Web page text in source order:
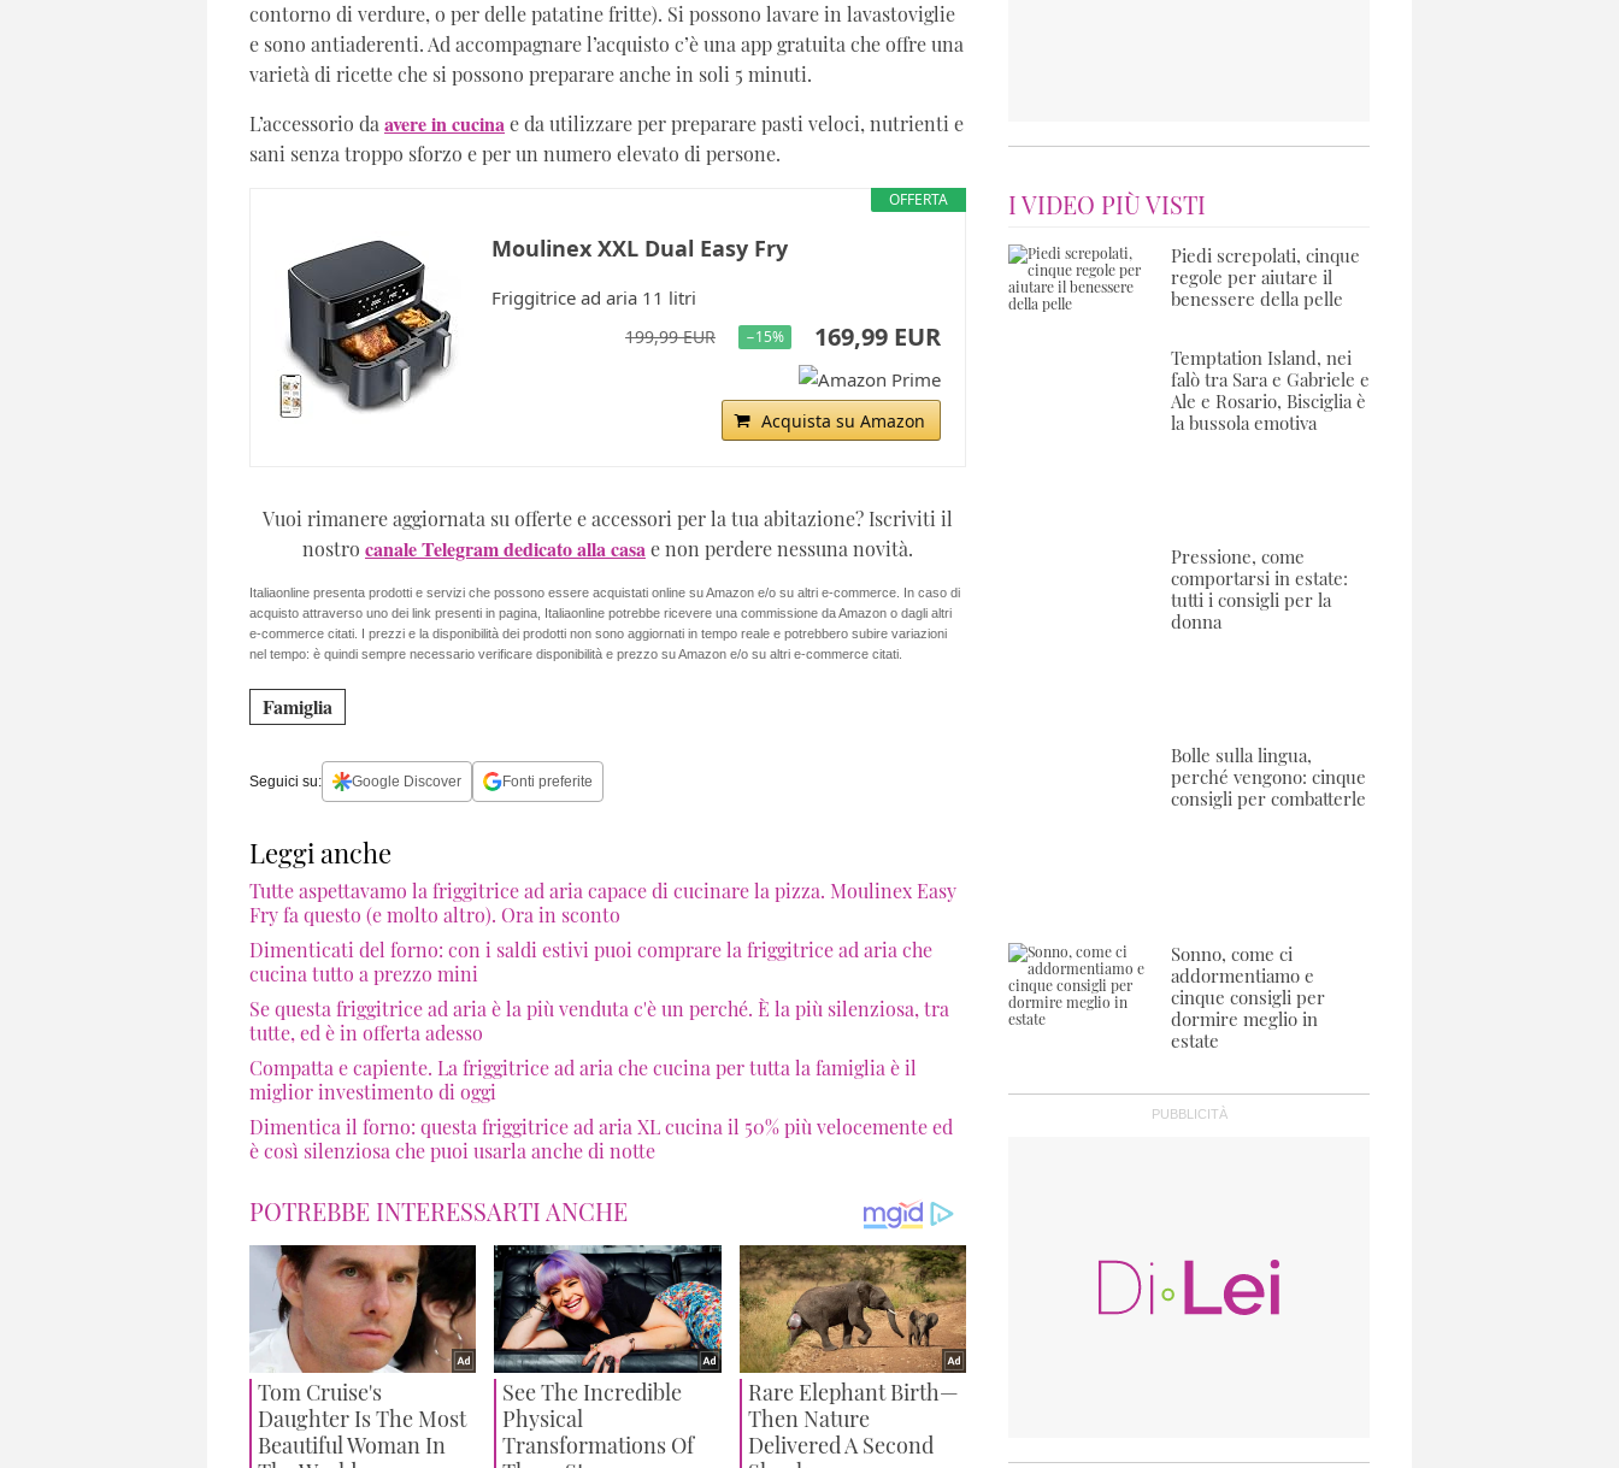
contorno di verdure, o per delle patatine fritte). Si possono lavare in lavastoviglie
e sono antiaderenti. Ad accompagnare l’acquisto c’è una app gratuita che offre una
varietà di ricette che si possono preparare anche in soli 5 minuti.
L’accessorio da avere in cucinae da utilizzare per preparare pasti veloci, nutrienti e
sani senza troppo sforzo e per un numero elevato di persone.
OFFERTA
Moulinex XXL Dual Easy Fry
Friggitrice ad aria 11 litri
199,99 EUR −15% 169,99 EUR
Acquista su Amazon
Vuoi rimanere aggiornata su offerte e accessori per la tua abitazione? Iscriviti il
nostro canale Telegram dedicato alla casae non perdere nessuna novità.
Italiaonline presenta prodotti e servizi che possono essere acquistati online su Amazon e/o su altri e-commerce. In caso di
acquisto attraverso uno dei link presenti in pagina, Italiaonline potrebbe ricevere una commissione da Amazon o dagli altri
e-commerce citati. I prezzi e la disponibilità dei prodotti non sono aggiornati in tempo reale e potrebbero subire variazioni
nel tempo: è quindi sempre necessario verificare disponibilità e prezzo su Amazon e/o su altri e-commerce citati.
Famiglia
Seguici su: Google Discover Fonti preferite
Leggi anche
Tutte aspettavamo la friggitrice ad aria capace di cucinare la pizza. Moulinex Easy
Fry fa questo (e molto altro). Ora in sconto
Dimenticati del forno: con i saldi estivi puoi comprare la friggitrice ad aria che
cucina tutto a prezzo mini
Se questa friggitrice ad aria è la più venduta c'è un perché. È la più silenziosa, tra
tutte, ed è in offerta adesso
Compatta e capiente. La friggitrice ad aria che cucina per tutta la famiglia è il
miglior investimento di oggi
Dimentica il forno: questa friggitrice ad aria XL cucina il 50% più velocemente ed
è così silenziosa che puoi usarla anche di notte
I VIDEO PIÙ VISTI
Piedi screpolati, cinque
regole per aiutare il
benessere della pelle
Temptation Island, nei
falò tra Sara e Gabriele e
Ale e Rosario, Bisciglia è
la bussola emotiva
Pressione, come
comportarsi in estate:
tutti i consigli per la
donna
Bolle sulla lingua,
perché vengono: cinque
consigli per combatterle
Sonno, come ci
addormentiamo e
cinque consigli per
dormire meglio in
estate